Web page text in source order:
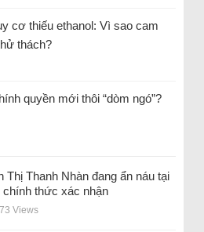
cơ thiếu ethanol: Vì sao cam
thách?
quyền mới thôi “dòm ngó”?
Thị Thanh Nhàn đang ẩn náu tại
thức xác nhận
Views